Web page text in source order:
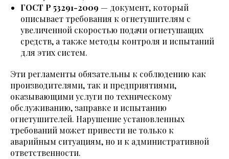
ГОСТ Р 53291-2009 — документ, который
описывает требования к огнетушителям с
увеличенной скоростью подачи огнетушащих
средств, а также методы контроля и испытаний
для этих систем.
Эти регламенты обязательны к соблюдению как
производителями, так и предприятиями,
оказывающими услуги по техническому
обслуживанию, заправке и испытанию
огнетушителей. Нарушение установленных
требований может привести не только к
аварийным ситуациям, но и к административной
ответственности.